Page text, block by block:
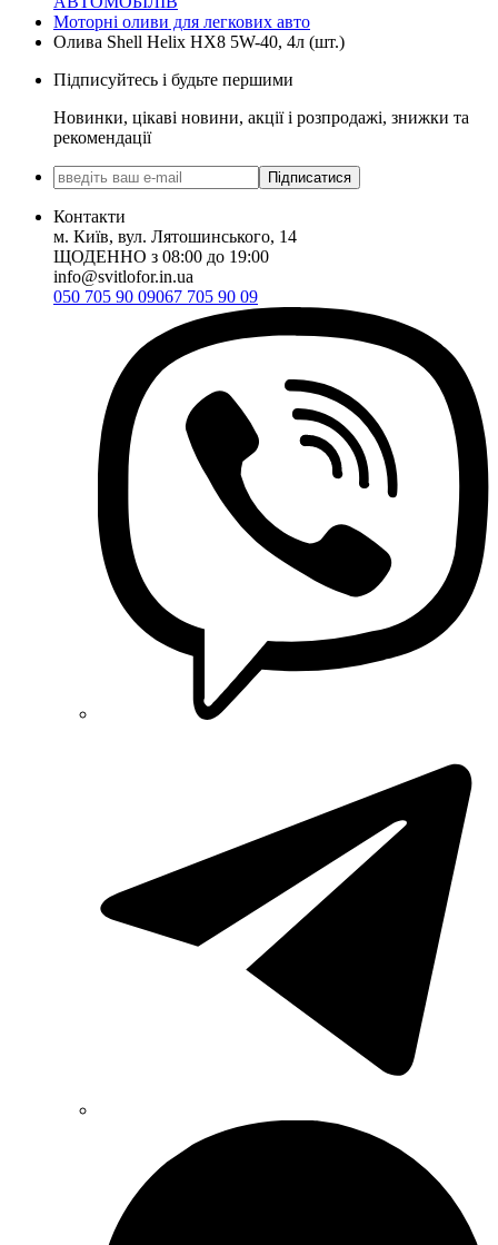
Моторні оливи для легкових авто
Олива Shell Helix HX8 5W-40, 4л (шт.)
Підписуйтесь і будьте першими
Новинки, цікаві новини, акції і розпродажі, знижки та
рекомендації
Підписатися
Контакти
м. Київ, вул. Лятошинського, 14
ЩОДЕННО з 08:00 до 19:00
info@svitlofor.in.ua
050 705 90 09067 705 90 09